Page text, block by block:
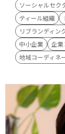
ソーシャルセク
ティール組織
リブランディン
中小企業
企
地域コーディネ